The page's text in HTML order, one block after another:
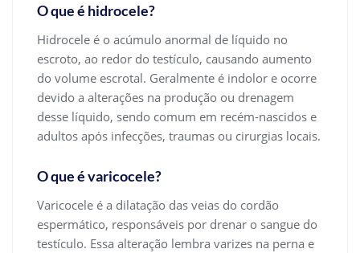
O que é hidrocele?
Hidrocele é o acúmulo anormal de líquido no
escroto, ao redor do testículo, causando aumento
do volume escrotal. Geralmente é indolor e ocorre
devido a alterações na produção ou drenagem
desse líquido, sendo comum em recém-nascidos e
adultos após infecções, traumas ou cirurgias locais.
O que é varicocele?
Varicocele é a dilatação das veias do cordão
espermático, responsáveis por drenar o sangue do
testículo. Essa alteração lembra varizes na perna e